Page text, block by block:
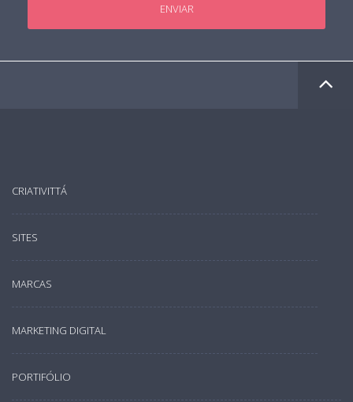
ENVIAR
CRIATIVITTÁ
SITES
MARCAS
MARKETING DIGITAL
PORTIFÓLIO